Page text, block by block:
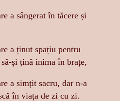
a sângerat în tăcere și
a ținut spațiu pentru
și țină inima în brațe,
a simțit sacru, dar n-a
în viața de zi cu zi.